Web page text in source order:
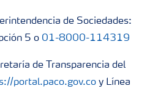
de Sociedades:
5 o 01-8000-114319
de Transparencia del
portal.paco.gov.co y Línea